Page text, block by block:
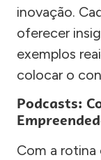
inovação.
oferecer
exemplos
colocar o
Podcasts:
Com a